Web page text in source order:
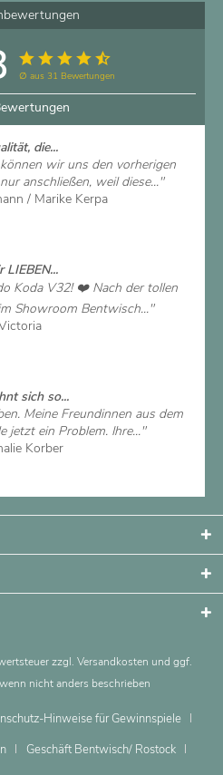
∅ aus 31 Bewertungen
die...
wir uns den vorherigen
anschließen, weil diese..."
/ Marike Kerpa
LIEBEN...
Koda V32! ❤️ Nach der tollen
Showroom Bentwisch..."
sich so...
Meine Freundinnen aus dem
jetzt ein Problem. Ihre..."
Korber
zzgl. Versandkosten und ggf.
nicht anders beschrieben
Hinweise für Gewinnspiele
Geschäft Bentwisch/ Rostock